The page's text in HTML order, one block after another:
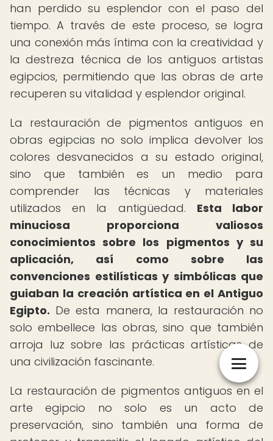
han perdido su esplendor con el paso del
tiempo. A través de este proceso, se logra
una conexión más íntima con la creatividad y
la destreza técnica de los antiguos artistas
egipcios, permitiendo que las obras de arte
recuperen su vitalidad y esplendor original.
La restauración de pigmentos antiguos en
obras egipcias no solo implica devolver los
colores desvanecidos a su estado original,
sino que también es un medio para
comprender las técnicas y materiales
utilizados en la antigüedad. Esta labor
minuciosa proporciona valiosos
conocimientos sobre los pigmentos y su
aplicación, así como sobre las
convenciones estilísticas y simbólicas que
guiaban la creación artística en el Antiguo
Egipto. De esta manera, la restauración no
solo embellece las obras, sino que también
arroja luz sobre las prácticas artísticas de
una civilización fascinante.
La restauración de pigmentos antiguos en el
arte egipcio no solo es un acto de
preservación, sino también una forma de